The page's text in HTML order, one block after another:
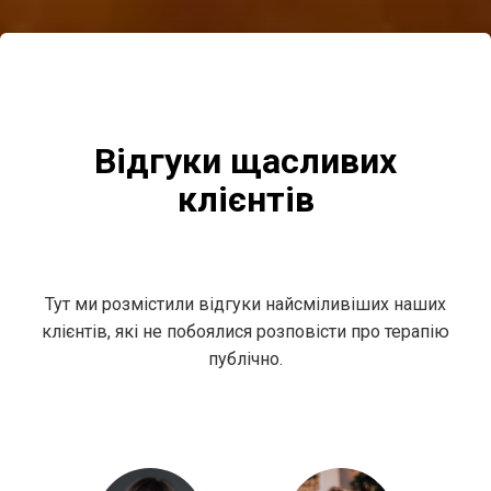
Відгуки щасливих
клієнтів
Тут ми розмістили відгуки найсміливіших наших
клієнтів, які не побоялися розповісти про терапію
публічно.